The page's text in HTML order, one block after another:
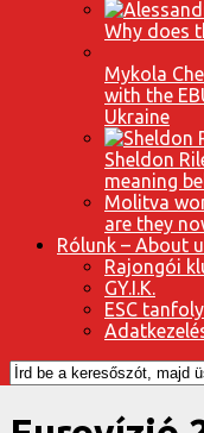
Why does
Mykola
with the
Ukraine
Sheldon
meaning
Molitva
are they
Rólunk – About
Rajongói
GY.I.K.
ESC